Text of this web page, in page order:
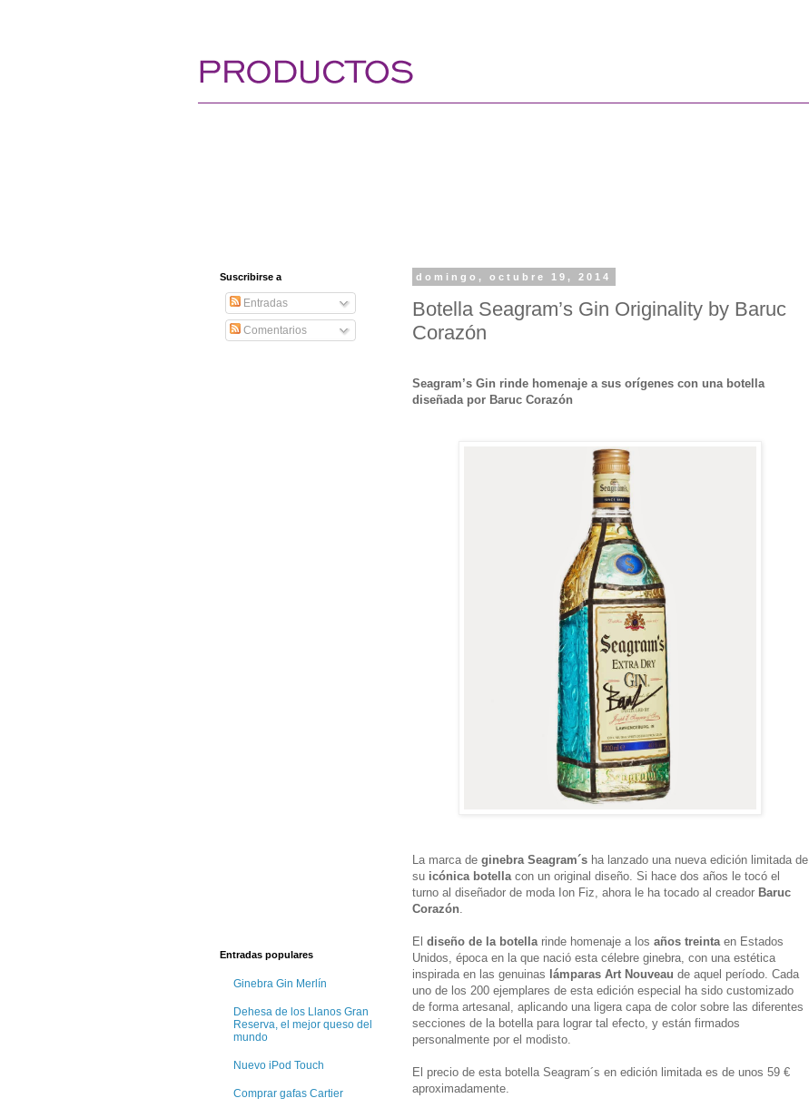
domingo, octubre 19, 2014
Botella Seagram’s Gin Originality by Baruc
Corazón
Seagram’s Gin rinde homenaje a sus orígenes con una botella
diseñada por Baruc Corazón
La marca de ginebra Seagram´s ha lanzado una nueva edición limitada de
su icónica botella con un original diseño. Si hace dos años le tocó el
turno al diseñador de moda Ion Fiz, ahora le ha tocado al creador Baruc
Corazón
El diseño de la botella rinde homenaje a los años treinta en Estados
Unidos, época en la que nació esta célebre ginebra, con una estética
inspirada en las genuinas lámparas Art Nouveau de aquel período. Cada
uno de los 200 ejemplares de esta edición especial ha sido customizado
de forma artesanal, aplicando una ligera capa de color sobre las diferentes
secciones de la botella para lograr tal efecto, y están firmados
personalmente por el modisto.
El precio de esta botella Seagram´s en edición limitada es de unos 59 €
aproximadamente.
Suscribirse a
Entradas
Comentarios
Entradas populares
Ginebra Gin Merlín
Dehesa de los Llanos Gran
Reserva, el mejor queso del
mundo
Nuevo iPod Touch
Comprar gafas Cartier